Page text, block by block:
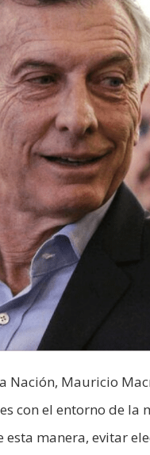
Nación, Mauricio
con el entorno de
manera, evitar